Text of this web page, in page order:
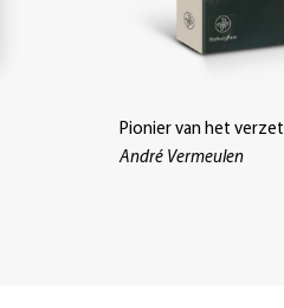
Pionier van het verzet
André Vermeulen